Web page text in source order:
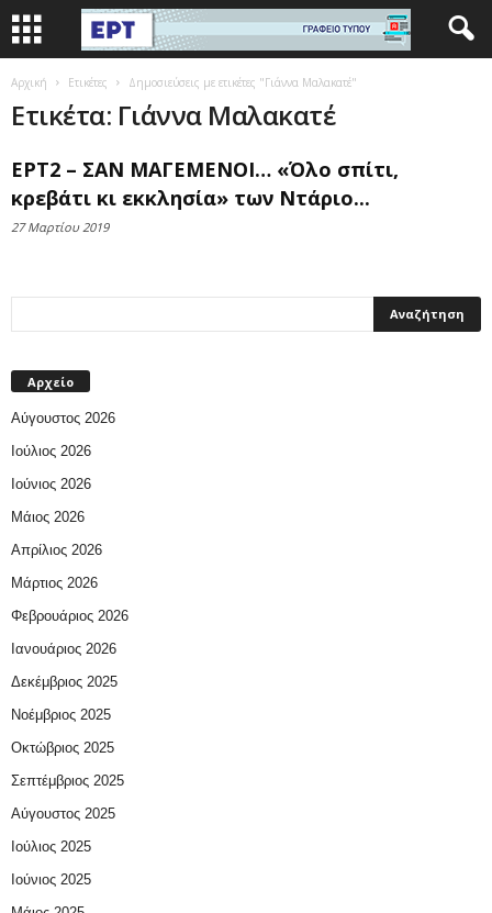
Αρχική Ετικέτες Δημοσιεύσεις με ετικέτες "Γιάννα Μαλακατέ"
Ετικέτα: Γιάννα Μαλακατέ
ΕΡΤ2 – ΣΑΝ ΜΑΓΕΜΕΝΟΙ… «Όλο σπίτι,
κρεβάτι κι εκκλησία» των Ντάριο...
27 Μαρτίου 2019
Αρχείο
Αύγουστος 2026
Ιούλιος 2026
Ιούνιος 2026
Μάιος 2026
Απρίλιος 2026
Μάρτιος 2026
Φεβρουάριος 2026
Ιανουάριος 2026
Δεκέμβριος 2025
Νοέμβριος 2025
Οκτώβριος 2025
Σεπτέμβριος 2025
Αύγουστος 2025
Ιούλιος 2025
Ιούνιος 2025